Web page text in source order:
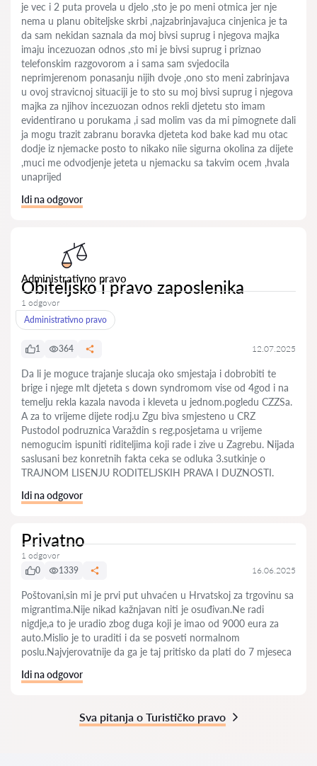
je vec i 2 puta provela u djelo ,sto je po meni otmica jer nje
nema u planu obiteljske skrbi ,najzabrinjavajuca cinjenica je ta
da sam nekidan saznala da moj bivsi suprug i njegova majka
imaju incezuozan odnos ,sto mi je bivsi suprug i priznao
telefonskim razgovorom a i sama sam svjedocila
neprimjerenom ponasanju nijih dvoje ,ono sto meni zabrinjava
u ovoj stravicnoj situaciji je to sto su moj bivsi suprug i njegova
majka za njihov incezuozan odnos rekli djetetu sto imam
evidentirano u porukama ,i sad molim vas da mi pimognete dali
ja mogu trazit zabranu boravka djeteta kod bake kad mu otac
dodje iz njemacke posto to nikako niie sigurna okolina za dijete
,muci me odvodjenje jeteta u njemacku sa takvim ocem ,hvala
unaprijed
Idi na odgovor
Administrativno pravo
Obiteljsko i pravo zaposlenika
1 odgovor
Administrativno pravo
1 364 12.07.2025
Da li je moguce trajanje slucaja oko smjestaja i dobrobiti te
brige i njege mlt djeteta s down syndromom vise od 4god i na
temelju rekla kazala navoda i kleveta u jednom.pogledu CZZSa.
A za to vrijeme dijete rodj.u Zgu biva smjesteno u CRZ
Pustodol podruznica Varaždin s reg.posjetama u vrijeme
nemogucim ispuniti riditeljima koji rade i zive u Zagrebu. Nijada
saslusani bez konretnih fakta ceka se odluka 3.sutkinje o
TRAJNOM LISENJU RODITELJSKIH PRAVA I DUZNOSTI.
Idi na odgovor
Privatno
1 odgovor
0
1339 16.06.2025
Poštovani,sin mi je prvi put uhvaćen u Hrvatskoj za trgovinu sa
migrantima.Nije nikad kažnjavan niti je osuđivan.Ne radi
nigdje,a to je uradio zbog duga koji je imao od 9000 eura za
auto.Mislio je to uraditi i da se posveti normalnom
poslu.Najvjerovatnije da ga je taj pritisko da plati do 7 mjeseca
Idi na odgovor
Sva pitanja o Turističko pravo